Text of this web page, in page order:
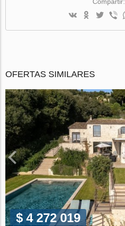
OFERTAS SIMILARES
$ 4 272 019